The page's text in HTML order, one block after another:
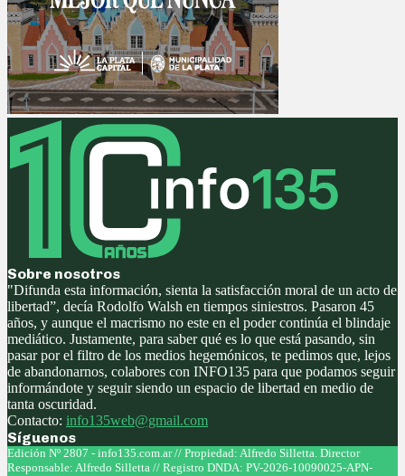
Sobre nosotros
"Difunda esta información, sienta la satisfacción moral de un acto de
libertad”, decía Rodolfo Walsh en tiempos siniestros. Pasaron 45
años, y aunque el macrismo no este en el poder continúa el blindaje
mediático. Justamente, para saber qué es lo que está pasando, sin
pasar por el filtro de los medios hegemónicos, te pedimos que, lejos
de abandonarnos, colabores con INFO135 para que podamos seguir
informándote y seguir siendo un espacio de libertad en medio de
tanta oscuridad.
Contacto: info135web@gmail.com
Síguenos
Facebook
Twitter
Instagram
Youtube
Edición Nº 2807 - info135.com.ar // Propiedad: Alfredo Silletta. Director
Responsable: Alfredo Silletta // Registro DNDA: PV-2026-10090025-APN-